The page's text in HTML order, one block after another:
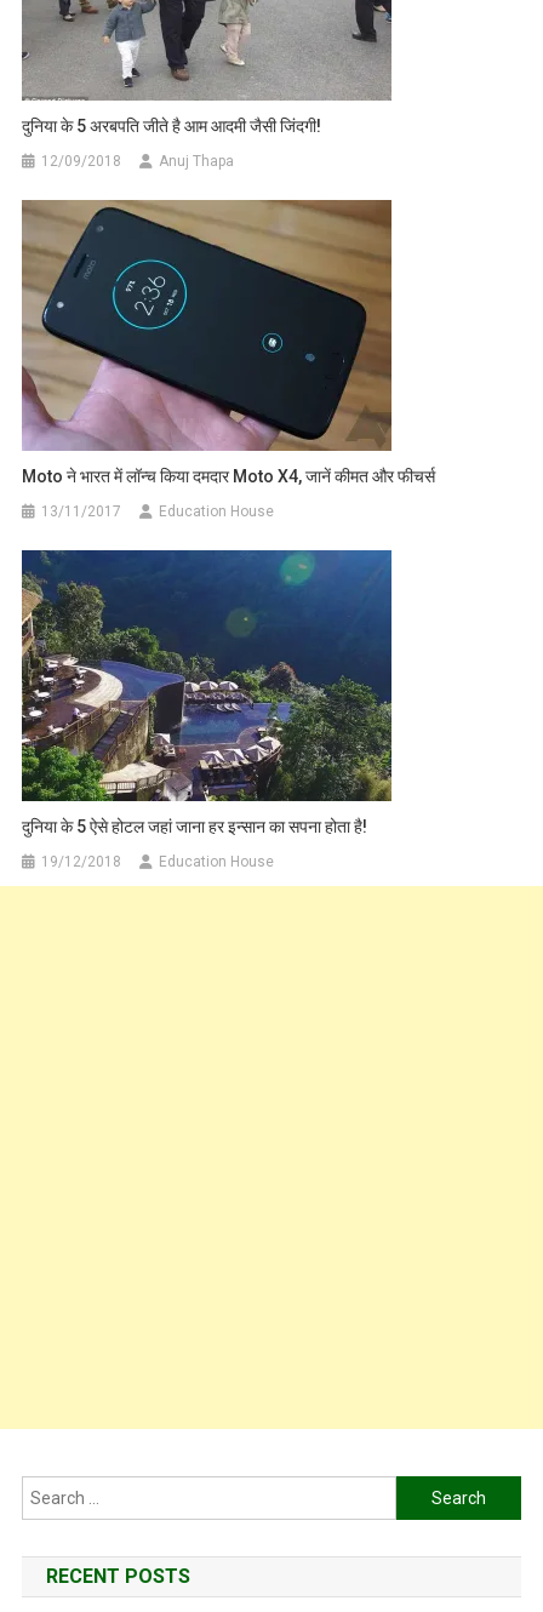
दुनिया के 5 अरबपति जीते है आम आदमी जैसी जिंदगी!
12/09/2018 Anuj Thapa
Moto ने भारत में लॉन्च किया दमदार Moto X4, जानें कीमत और फीचर्स
13/11/2017 Education House
दुनिया के 5 ऐसे होटल जहां जाना हर इन्सान का सपना होता है!
19/12/2018 Education House
Search
for:
RECENT POSTS